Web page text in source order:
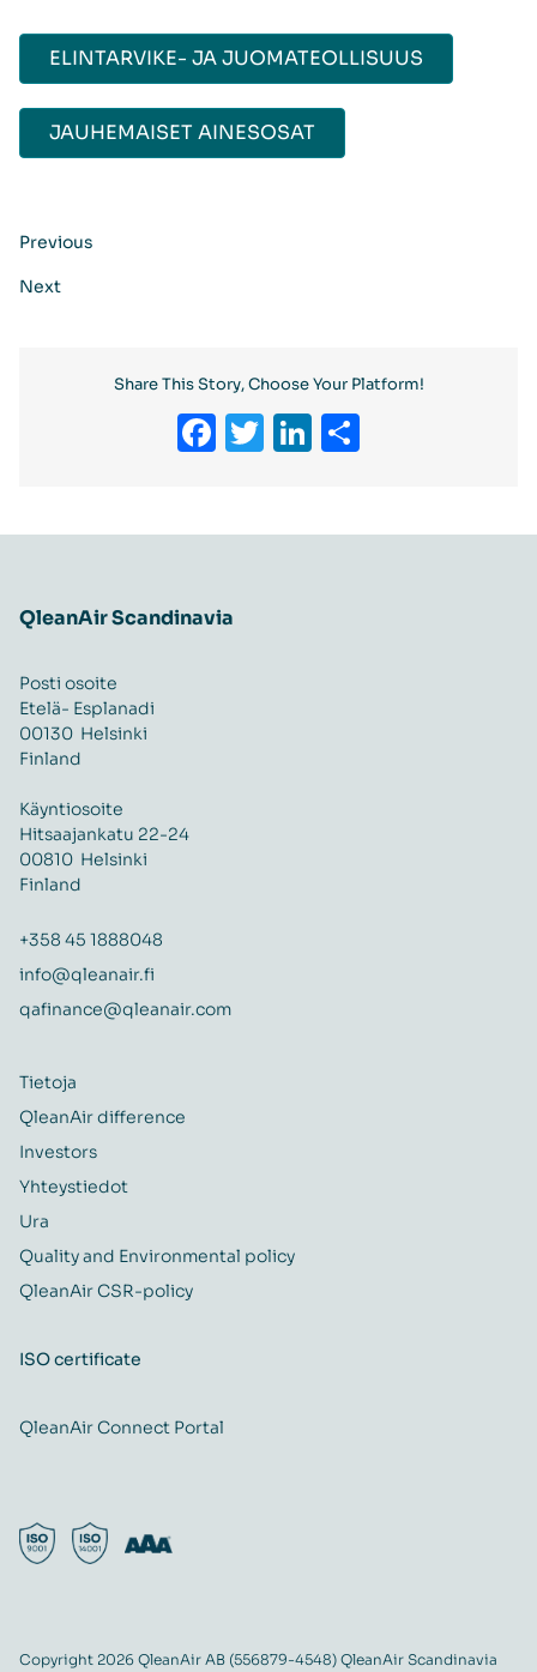
ELINTARVIKE- JA JUOMATEOLLISUUS
JAUHEMAISET AINESOSAT​
Previous
Next
Share This Story, Choose Your Platform!
Facebook
Twitter
LinkedIn
QleanAir Scandinavia
Posti osoite
Etelä- Esplanadi
00130 Helsinki
Finland
Käyntiosoite
Hitsaajankatu 22-24
00810 Helsinki
Finland
+358 45 1888048
info@qleanair.fi
qafinance@qleanair.com
Tietoja
QleanAir difference
Investors
Yhteystiedot
Ura
Quality and Environmental policy
QleanAir CSR-policy
ISO certificate
QleanAir Connect Portal
Copyright 2026 QleanAir AB (556879-4548) QleanAir Scandinavia